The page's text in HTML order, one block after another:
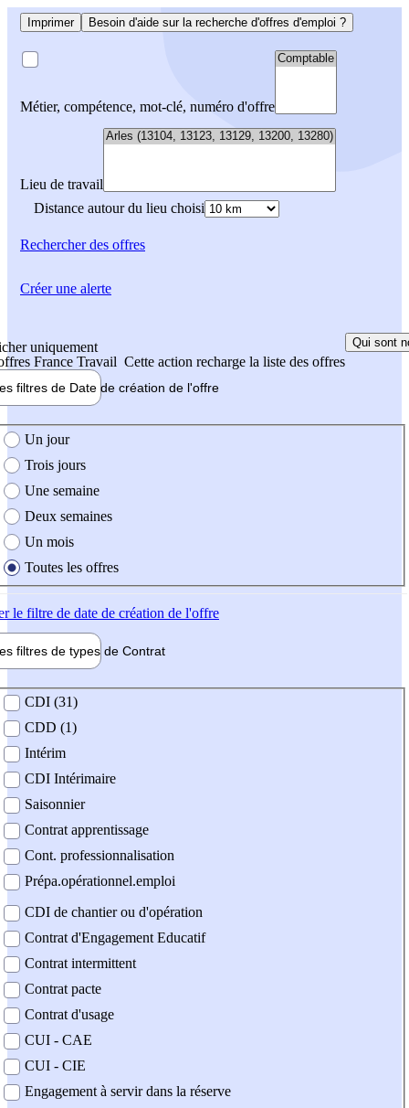
Imprimer Besoin d'aide sur la recherche d'offres d'emploi ?
Métier, compétence, mot-clé, numéro d'offre
Lieu de travail
Distance autour du lieu choisi
Rechercherdes offres
uniquement
France Travail Cette action recharge la liste des offres
Qui sont
filtres de Date de création de l'offre
création de l'offre
Un jour
Trois jours
Une semaine
Deux semaines
Un mois
Toutes les offres
le filtre de date de création de l'offre
filtres de types de Contrat
contrat
CDI (31)
CDD (1)
Intérim
CDI Intérimaire
Saisonnier
Contrat apprentissage
Cont. professionnalisation
Prépa.opérationnel.emploi
CDI de chantier ou d'opération
Contrat d'Engagement Educatif
Contrat intermittent
Contrat pacte
Contrat d'usage
CUI - CAE
CUI - CIE
Engagement à servir dans la réserve
Créer une alerte